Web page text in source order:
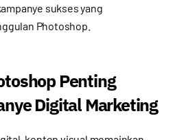
sukses yang
Photoshop.
Penting
Digital Marketing